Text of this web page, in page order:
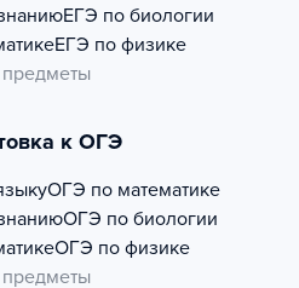
ЕГЭ по биологии
ЕГЭ по физике
к ОГЭ
ОГЭ по математике
ОГЭ по биологии
ОГЭ по физике